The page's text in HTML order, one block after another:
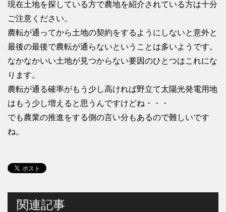
現在土地を探している方で農地を紹介されている方は十分
ご注意ください。
農転が通ってから土地の契約をするようにしないと意外と
最後の最後で農転が通らないということは多いようです。
なかなかいい土地が見つからない要因のひとつはこれにな
ります。
農転が通る確率がもう少し高ければ野立て太陽光発電用地
はもう少し増えると思うんですけどね・・・
でも農業の推進をする側の言い分もあるので難しいです
ね。
関連記事